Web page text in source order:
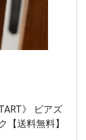
》 ビアズ
【送料無料】